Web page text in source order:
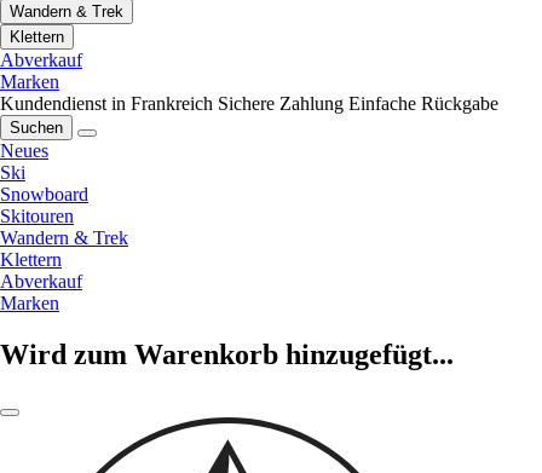
Wandern & Trek
Klettern
Abverkauf
Marken
Kundendienst in Frankreich Sichere Zahlung Einfache Rückgabe
Suchen
Neues
Ski
Snowboard
Skitouren
Wandern & Trek
Klettern
Abverkauf
Marken
Wird zum Warenkorb hinzugefügt...